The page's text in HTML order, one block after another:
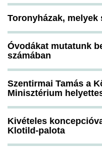
Toronyházak,
Óvodákat mutatunk
számában
Szentirmai Tamás a
Minisztérium
Kivételes
Klotild-palota